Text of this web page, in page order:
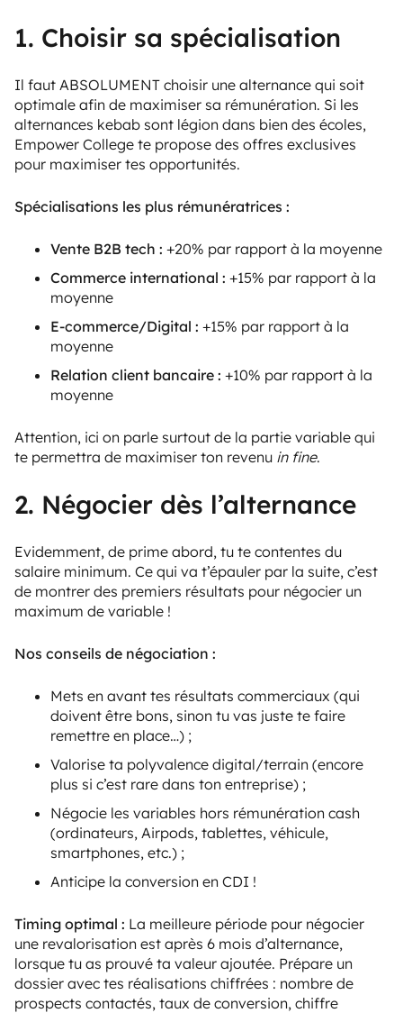
1. Choisir sa spécialisation
Il faut ABSOLUMENT choisir une alternance qui soit
optimale afin de maximiser sa rémunération. Si les
alternances kebab sont légion dans bien des écoles,
Empower College te propose des offres exclusives
pour maximiser tes opportunités.
Spécialisations les plus rémunératrices :
Vente B2B tech : +20% par rapport à la moyenne
Commerce international : +15% par rapport à la
moyenne
E-commerce/Digital : +15% par rapport à la
moyenne
Relation client bancaire : +10% par rapport à la
moyenne
Attention, ici on parle surtout de la partie variable qui
te permettra de maximiser ton revenu in fine.
2. Négocier dès l’alternance
Evidemment, de prime abord, tu te contentes du
salaire minimum. Ce qui va t’épauler par la suite, c’est
de montrer des premiers résultats pour négocier un
maximum de variable !
Nos conseils de négociation :
Mets en avant tes résultats commerciaux (qui
doivent être bons, sinon tu vas juste te faire
remettre en place…) ;
Valorise ta polyvalence digital/terrain (encore
plus si c’est rare dans ton entreprise) ;
Négocie les variables hors rémunération cash
(ordinateurs, Airpods, tablettes, véhicule,
smartphones, etc.) ;
Anticipe la conversion en CDI !
Timing optimal : La meilleure période pour négocier
une revalorisation est après 6 mois d’alternance,
lorsque tu as prouvé ta valeur ajoutée. Prépare un
dossier avec tes réalisations chiffrées : nombre de
prospects contactés, taux de conversion, chiffre